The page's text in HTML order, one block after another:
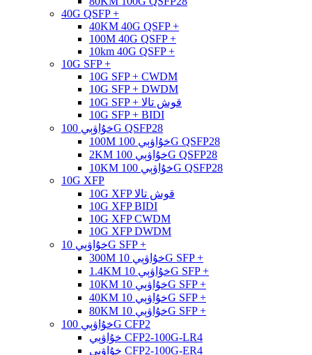
40G QSFP +
40KM 40G QSFP +
100M 40G QSFP +
10km 40G QSFP +
10G SFP +
10G SFP + CWDM
10G SFP + DWDM
10G SFP + قوش تالا
10G SFP + BIDI
خۇاۋېي 100G QSFP28
100M خۇاۋېي 100G QSFP28
2KM خۇاۋېي 100G QSFP28
10KM خۇاۋېي 100G QSFP28
10G XFP
10G XFP قوش تالا
10G XFP BIDI
10G XFP CWDM
10G XFP DWDM
خۇاۋېي 10G SFP +
300M خۇاۋېي 10G SFP +
1.4KM خۇاۋېي 10G SFP +
10KM خۇاۋېي 10G SFP +
40KM خۇاۋېي 10G SFP +
80KM خۇاۋېي 10G SFP +
خۇاۋېي 100G CFP2
خۇاۋېي CFP2-100G-LR4
خۇاۋېي CFP2-100G-ER4